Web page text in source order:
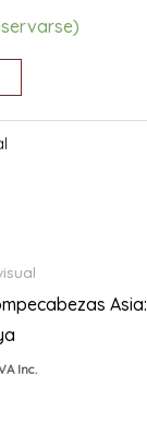
Asia:
Inc.